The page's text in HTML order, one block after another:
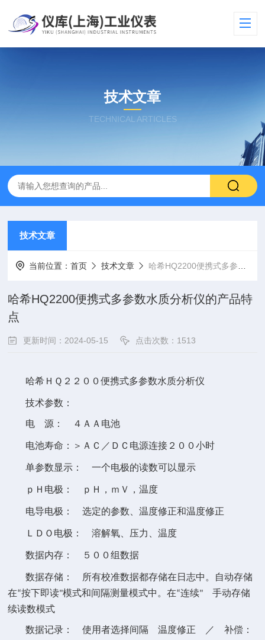
技术文章
TECHNICAL ARTICLES
技术文章
当前位置：首页 技术文章 哈希HQ2200便携式多参数水质分析仪的产品特点
哈希HQ2200便携式多参数水质分析仪的产品特
点
更新时间：2024-05-15 点击次数：1513
哈希 ＨＱ２２００便携式多参数水质分析仪
技术参数：
电 源： ４ＡＡ 电池
电池寿命：＞ ＡＣ／ＤＣ 电源连接 ２００小时
单参数显示： 一个电极的读数可以显示
ｐＨ 电极： ｐＨ ， ｍＶ ，温度
电导电极： 选定的参数、温度修正和温度修正
ＬＤＯ 电极： 溶解氧、压力、温度
数据内存： ５００组数据
数据存储：
所有校准数据都存储在日志中。自动存储
在“按下即读"模式和间隔测量模式中。在“连续"手动存储
续读数模式
数据记录： 使用者选择间隔 温度修正 ／补偿：